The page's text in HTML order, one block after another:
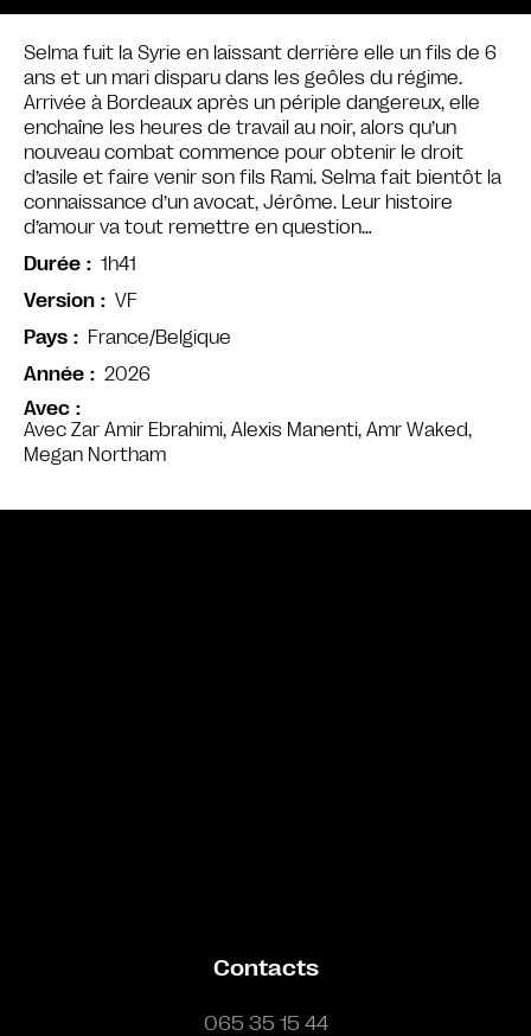
Avec
Avec Zar Amir Ebrahimi, Alexis Manenti, Amr Waked,
Megan Northam
Selma fuit la Syrie en laissant derrière elle un fils de 6
ans et un mari disparu dans les geôles du régime.
Arrivée à Bordeaux après un périple dangereux, elle
enchaîne les heures de travail au noir, alors qu’un
nouveau combat commence pour obtenir le droit
d’asile et faire venir son fils Rami. Selma fait bientôt la
connaissance d’un avocat, Jérôme. Leur histoire
d’amour va tout remettre en question…
Durée
1h41
Version
VF
Pays
France/Belgique
Année
2026
Contacts
065 35 15 44